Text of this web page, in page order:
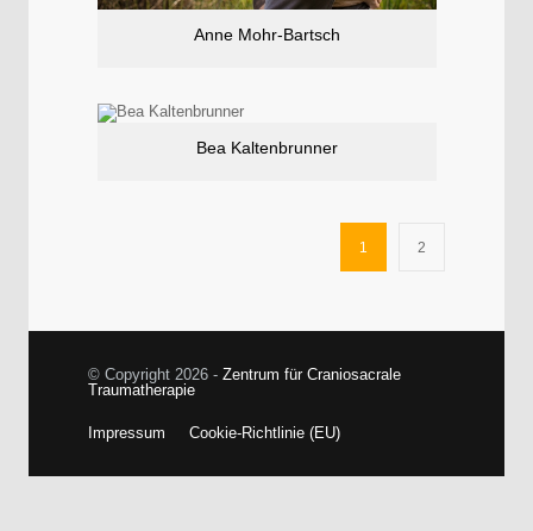
Anne Mohr-Bartsch
Bea Kaltenbrunner
1 2
© Copyright 2026 - Zentrum für Craniosacrale
Traumatherapie
Impressum Cookie-Richtlinie (EU)